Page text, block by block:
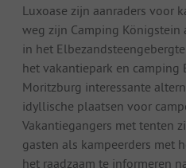
Luxoase zijn aanraders voor
weg zijn Camping Königstein
in het
het vakantiepark en camping
Moritzburg interessante
idyllische plaatsen voor
Vakantiegangers met tenten
gasten als kampeerders met
het raadzaam te informeren